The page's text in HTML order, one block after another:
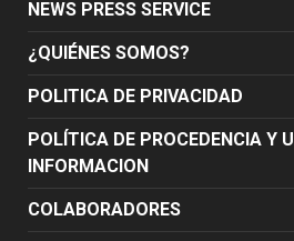
NEWS PRESS SERVICE
¿QUIÉNES SOMOS?
POLITICA DE PRIVACIDAD
POLÍTICA DE PROCEDENCIA Y
INFORMACION
COLABORADORES